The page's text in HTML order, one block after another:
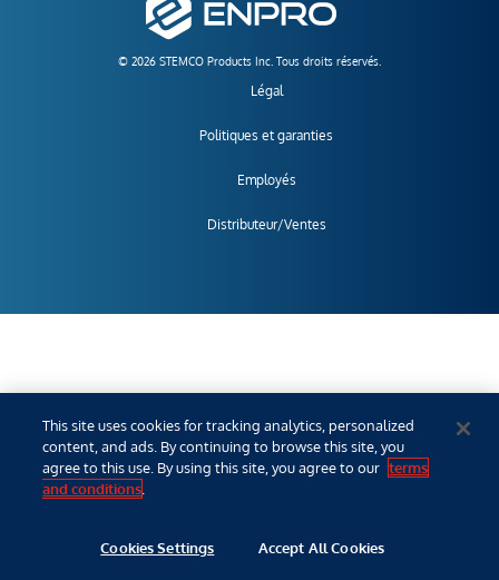
© 2026 STEMCO Products Inc. Tous droits réservés.
Légal
Politiques et garanties
Employés
Distributeur/Ventes
This site uses cookies for tracking analytics, personalized
content, and ads. By continuing to browse this site, you
agree to this use. By using this site, you agree to our terms
and conditions
Cookies Settings Accept All Cookies